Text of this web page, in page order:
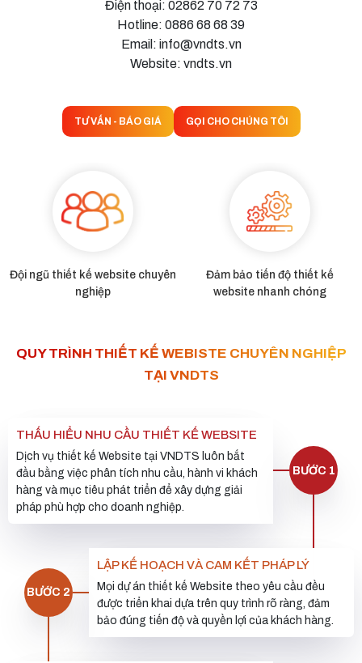
Điện thoại: 02862 70 72 73
Hotline: 0886 68 68 39
Email: info@vndts.vn
Website: vndts.vn
TƯ VẤN - BÁO GIÁ GỌI CHO CHÚNG TÔI
Đội ngũ thiết kế website chuyên
nghiệp
Đảm bảo tiến độ thiết kế
website nhanh chóng
QUY TRÌNH THIẾT KẾ WEBISTE CHUYÊN NGHIỆP
TẠI VNDTS
BƯỚC 1
THẤU HIỂU NHU CẦU THIẾT KẾ WEBSITE
Dịch vụ thiết kế Website tại VNDTS luôn bắt
đầu bằng việc phân tích nhu cầu, hành vi khách
hàng và mục tiêu phát triển để xây dựng giải
pháp phù hợp cho doanh nghiệp.
BƯỚC 2
LẬP KẾ HOẠCH VÀ CAM KẾT PHÁP LÝ
Mọi dự án thiết kế Website theo yêu cầu đều
được triển khai dựa trên quy trình rõ ràng, đảm
bảo đúng tiến độ và quyền lợi của khách hàng.